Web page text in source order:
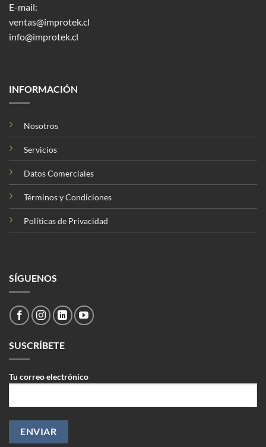
E-mail:
ventas@improtek.cl
info@improtek.cl
INFORMACIÓN
Nosotros
Servicios
Datos Comerciales
Términos y Condiciones
Políticas de Privacidad
SÍGUENOS
SUSCRÍBETE
Tu correo electrónico